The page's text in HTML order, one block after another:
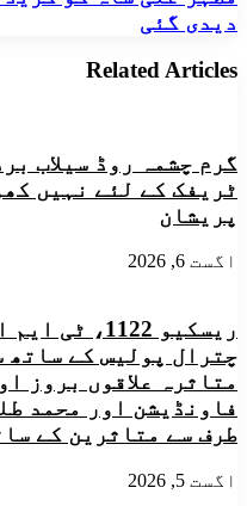
کشم
مدرسے
کے
20
ہزار
روپے
نقد
تعاون
تعلیم
کے
سیکرٹری
شاہ
کو
گریڈ
18
گریڈ
ترقی
دیدی
گئی
دیدی گئی
Related Articles
گرم چشمہ روڈ سیلاب
ٹریفک کے لئے نہیں
پریشان
اگست 6, 2026
ریسکیو
چترال پولیس کے ساتھ
متاثرہ علاقوں بروز
فاونڈیشن اور محمد
طرف سے متاثرین کے
اگست 5, 2026